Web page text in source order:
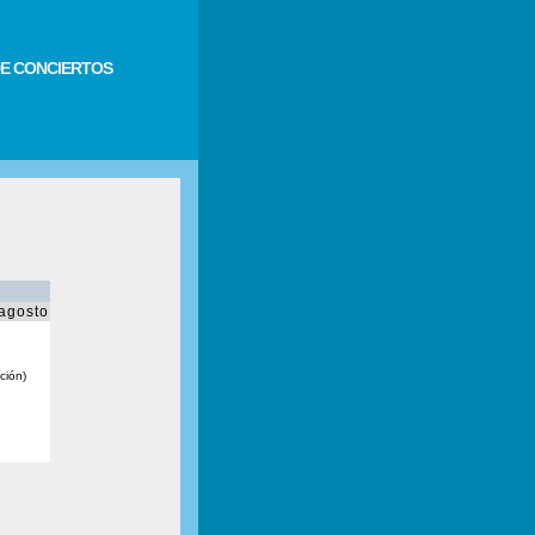
CONCIERTOS